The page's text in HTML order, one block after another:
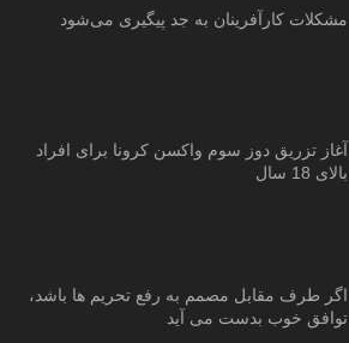
مشکلات کارآفرینان به جد پیگیری می‌شود
آغاز تزریق دوز سوم واکسن کرونا برای افراد
بالای 18 سال
اگر طرف مقابل مصمم به رفع تحریم ها باشد،
توافق خوب بدست می آید